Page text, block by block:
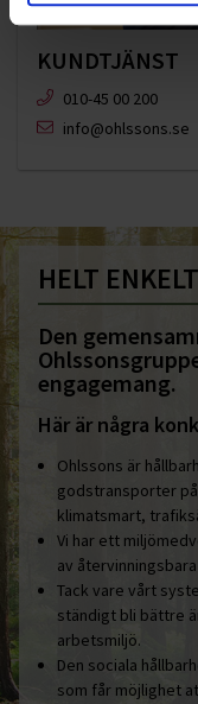
KUNDTJÄNST
010-45 00 200​
info@ohlssons.se
HELT
Den
engagemang.
Här är några
Ohlssons är
godstransporter
klimatsmart,
Vi har ett
av
Tack vare vårt
ständigt bli bättre
arbetsmiljö.
Den sociala
som får möjlighet